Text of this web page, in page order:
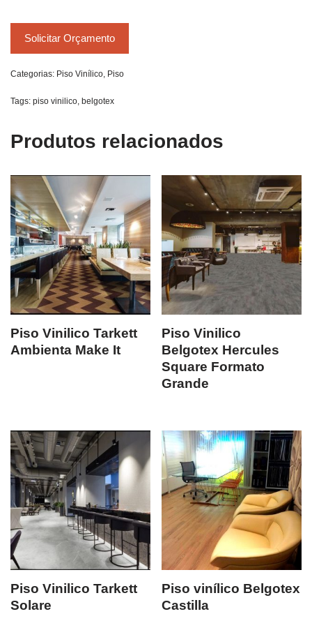
Solicitar Orçamento
Categorias: Piso Vinílico Piso
Tags: piso vinilico belgotex
Produtos relacionados
Piso Vinilico Tarkett
Ambienta Make It
Piso Vinilico
Belgotex Hercules
Square Formato
Grande
Piso Vinilico Tarkett
Solare
Piso vinílico Belgotex
Castilla